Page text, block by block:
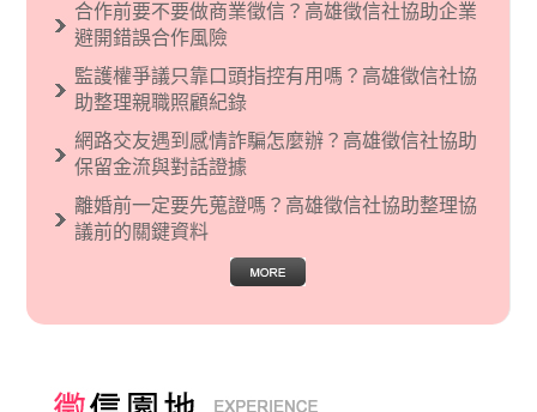
現了男性沙文…
合作前要不要做商業徵信？高雄徵信社協助企業
避開錯誤合作風險
監護權爭議只靠口頭指控有用嗎？高雄徵信社協
助整理親職照顧紀錄
網路交友遇到感情詐騙怎麼辦？高雄徵信社協助
保留金流與對話證據
離婚前一定要先蒐證嗎？高雄徵信社協助整理協
議前的關鍵資料